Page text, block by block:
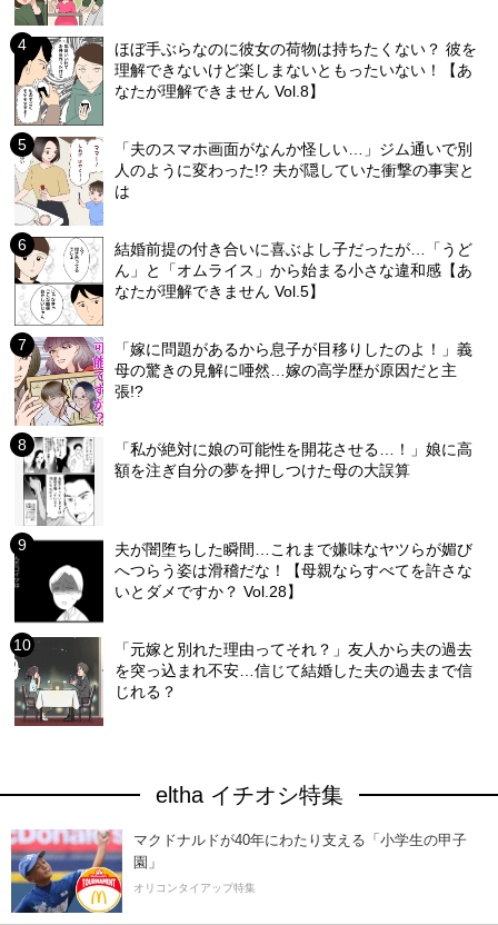
ほぼ手ぶらなのに彼女の荷物は持ちたくない？ 彼を
理解できないけど楽しまないともったいない！【あ
なたが理解できません Vol.8】
「夫のスマホ画面がなんか怪しい…」ジム通いで別
人のように変わった!? 夫が隠していた衝撃の事実と
は
結婚前提の付き合いに喜ぶよし子だったが…「うど
ん」と「オムライス」から始まる小さな違和感【あ
なたが理解できません Vol.5】
「嫁に問題があるから息子が目移りしたのよ！」義
母の驚きの見解に唖然…嫁の高学歴が原因だと主
張!?
「私が絶対に娘の可能性を開花させる…！」娘に高
額を注ぎ自分の夢を押しつけた母の大誤算
夫が闇堕ちした瞬間…これまで嫌味なヤツらが媚び
へつらう姿は滑稽だな！【母親ならすべてを許さな
いとダメですか？ Vol.28】
「元嫁と別れた理由ってそれ？」友人から夫の過去
を突っ込まれ不安…信じて結婚した夫の過去まで信
じれる？
eltha イチオシ特集
マクドナルドが40年にわたり支える「小学生の甲子
園」
オリコンタイアップ特集